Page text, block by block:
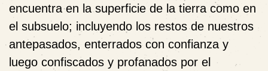
encuentra en la superficie de la tierra como en
el subsuelo; incluyendo los restos de nuestros
antepasados, enterrados con confianza y
luego confiscados y profanados por el